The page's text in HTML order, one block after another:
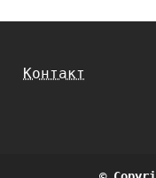
Контакт